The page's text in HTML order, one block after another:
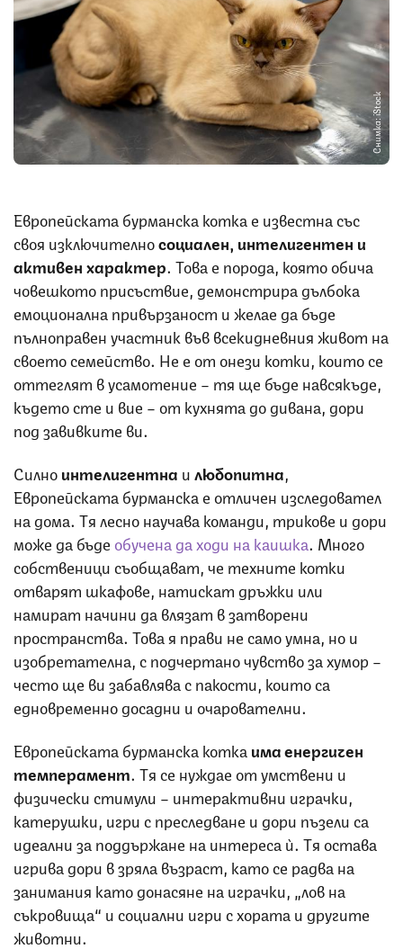
Снимка: iStock
Европейската бурманска котка е известна със
своя изключителносоциален, интелигентен и
активен характер. Това е порода, която обича
човешкото присъствие, демонстрира дълбока
емоционална привързаност и желае да бъде
пълноправен участник във всекидневния живот на
своето семейство. Не е от онези котки, които се
оттеглят в усамотение – тя ще бъде навсякъде,
където сте и вие – от кухнята до дивана, дори
под завивките ви.
Силноинтелигентна и любопитна
Европейската бурманска е отличен изследовател
на дома. Тя лесно научава команди, трикове и дори
може да бъде обучена да ходи на каишка. Много
собственици съобщават, че техните котки
отварят шкафове, натискат дръжки или
намират начини да влязат в затворени
пространства. Това я прави не само умна, но и
изобретателна, с подчертано чувство за хумор –
често ще ви забавлява с пакости, които са
едновременно досадни и очарователни.
Европейската бурманска котка има енергичен
темперамент. Тя се нуждае от умствени и
физически стимули – интерактивни играчки,
катерушки, игри с преследване и дори пъзели са
идеални за поддържане на интереса ѝ. Тя остава
игрива дори в зряла възраст, като се радва на
занимания като донасяне на играчки, „лов на
съкровища“ и социални игри с хората и другите
животни.